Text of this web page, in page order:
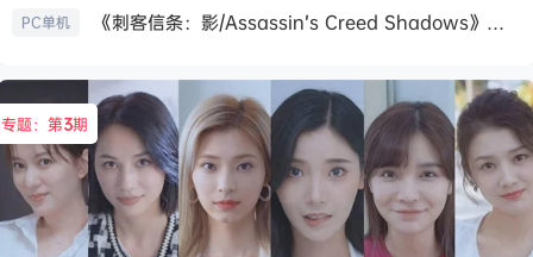
PC单机 《刺客信条：影/Assassin’s Creed Shadows》免安装版，非虚拟机
专题：第3期